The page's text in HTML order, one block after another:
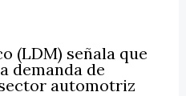
(LDM) señala que
demanda de
automotriz